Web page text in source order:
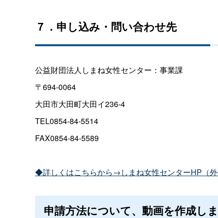
７．申し込み・問い合わせ先
公益財団法人しまね女性センター：事業課
〒694-0064
大田市大田町大田イ236-4
TEL0854-84-5514
FAX0854-84-5589
◆詳しくはこちらから→しまね女性センターHP（外
申請方法について、動画を作成し